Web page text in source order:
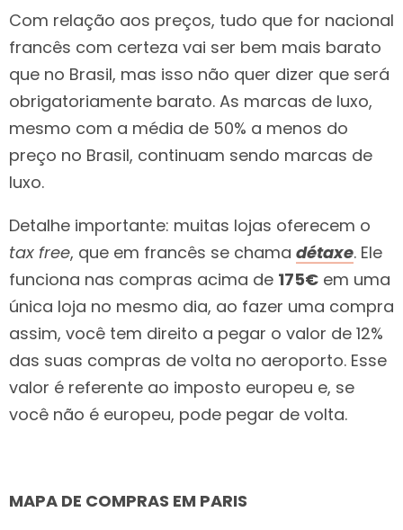
Com relação aos preços, tudo que for nacional
francês com certeza vai ser bem mais barato
que no Brasil, mas isso não quer dizer que será
obrigatoriamente barato. As marcas de luxo,
mesmo com a média de 50% a menos do
preço no Brasil, continuam sendo marcas de
luxo.
Detalhe importante: muitas lojas oferecem o
tax free, que em francês se chama détaxe. Ele
funciona nas compras acima de 175€ em uma
única loja no mesmo dia, ao fazer uma compra
assim, você tem direito a pegar o valor de 12%
das suas compras de volta no aeroporto. Esse
valor é referente ao imposto europeu e, se
você não é europeu, pode pegar de volta.
MAPA DE COMPRAS EM PARIS